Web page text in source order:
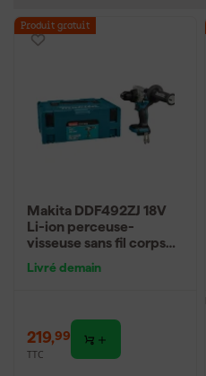
Produit gratuit
Makita DDF492ZJ 18V
Li-ion perceuse-
visseuse sans fil corps
Livré demain
219,99
TTC